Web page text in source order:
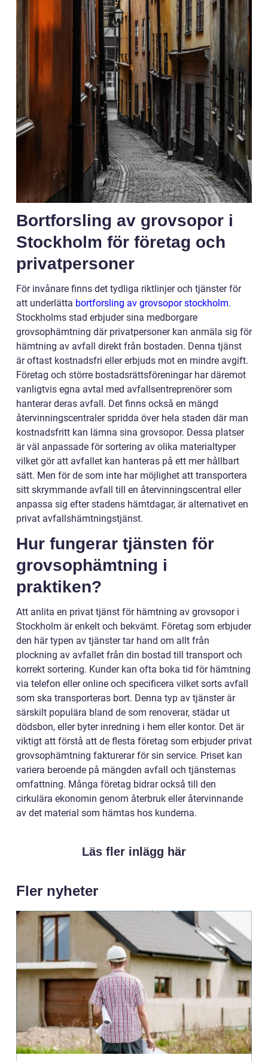
Bortforsling av grovsopor i
Stockholm för företag och
privatpersoner
För invånare finns det tydliga riktlinjer och tjänster för
att underlätta bortforsling av grovsopor stockholm.
Stockholms stad erbjuder sina medborgare
grovsophämtning där privatpersoner kan anmäla sig för
hämtning av avfall direkt från bostaden. Denna tjänst
är oftast kostnadsfri eller erbjuds mot en mindre avgift.
Företag och större bostadsrättsföreningar har däremot
vanligtvis egna avtal med avfallsentreprenörer som
hanterar deras avfall. Det finns också en mängd
återvinningscentraler spridda över hela staden där man
kostnadsfritt kan lämna sina grovsopor. Dessa platser
är väl anpassade för sortering av olika materialtyper
vilket gör att avfallet kan hanteras på ett mer hållbart
sätt. Men för de som inte har möjlighet att transportera
sitt skrymmande avfall till en återvinningscentral eller
anpassa sig efter stadens hämtdagar, är alternativet en
privat avfallshämtningstjänst.
Hur fungerar tjänsten för
grovsophämtning i
praktiken?
Att anlita en privat tjänst för hämtning av grovsopor i
Stockholm är enkelt och bekvämt. Företag som erbjuder
den här typen av tjänster tar hand om allt från
plockning av avfallet från din bostad till transport och
korrekt sortering. Kunder kan ofta boka tid för hämtning
via telefon eller online och specificera vilket sorts avfall
som ska transporteras bort. Denna typ av tjänster är
särskilt populära bland de som renoverar, städar ut
dödsbon, eller byter inredning i hem eller kontor. Det är
viktigt att förstå att de flesta företag som erbjuder privat
grovsophämtning fakturerar för sin service. Priset kan
variera beroende på mängden avfall och tjänsternas
omfattning. Många företag bidrar också till den
cirkulära ekonomin genom återbruk eller återvinnande
av det material som hämtas hos kunderna.
Läs fler inlägg här
Fler nyheter